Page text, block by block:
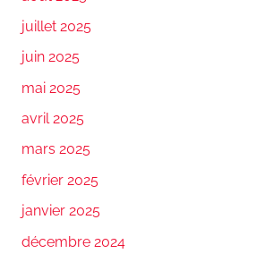
juillet 2025
juin 2025
mai 2025
avril 2025
mars 2025
février 2025
janvier 2025
décembre 2024